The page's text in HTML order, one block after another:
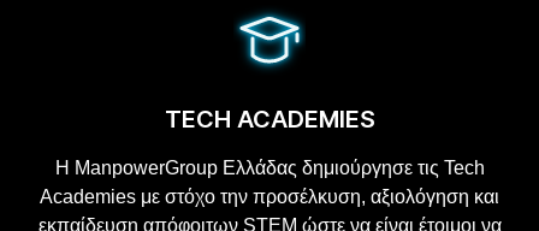
TECH ACADEMIES
Η ManpowerGroup Ελλάδας δημιούργησε τις Tech
Academies με στόχο την προσέλκυση, αξιολόγηση και
εκπαίδευση απόφοιτων STEM ώστε να είναι έτοιμοι να